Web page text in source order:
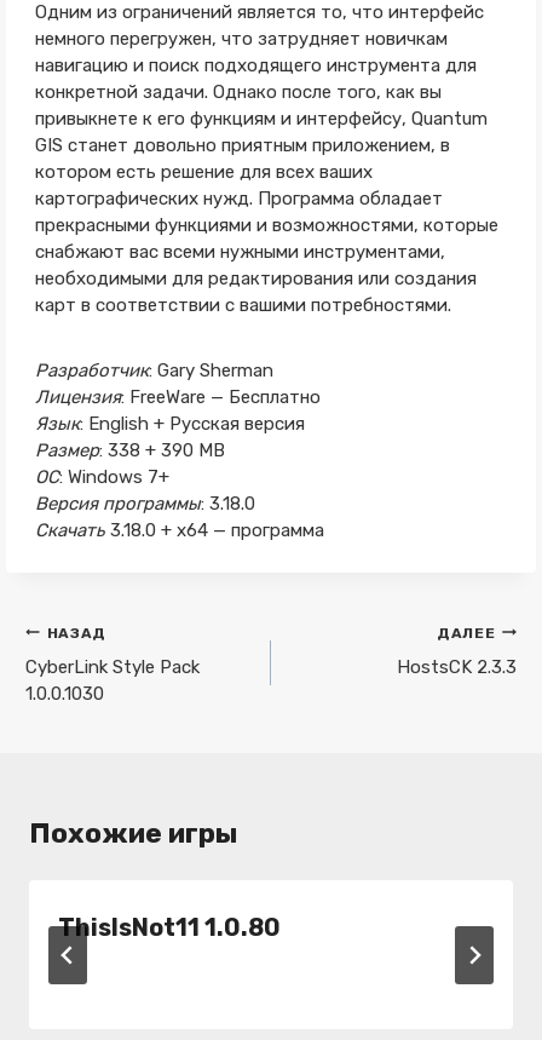
Одним из ограничений является то, что интерфейс
немного перегружен, что затрудняет новичкам
навигацию и поиск подходящего инструмента для
конкретной задачи. Однако после того, как вы
привыкнете к его функциям и интерфейсу, Quantum
GIS станет довольно приятным приложением, в
котором есть решение для всех ваших
картографических нужд. Программа обладает
прекрасными функциями и возможностями, которые
снабжают вас всеми нужными инструментами,
необходимыми для редактирования или создания
карт в соответствии с вашими потребностями.
Разработчик: Gary Sherman
Лицензия: FreeWare — Бесплатно
Язык: English + Русская версия
Размер: 338 + 390 MB
ОС: Windows 7+
Версия программы: 3.18.0
Скачать 3.18.0 + x64 — программа
Навигация
по
записям
НАЗАД
CyberLink Style Pack
1.0.0.1030
ДАЛЕЕ
HostsCK 2.3.3
Похожие игры
ThisIsNot11 1.0.80